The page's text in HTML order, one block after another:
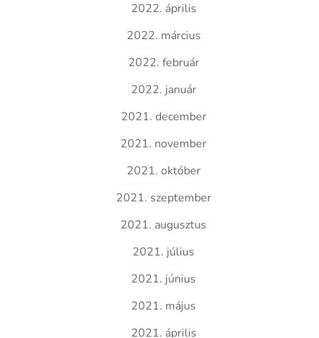
2022. április
2022. március
2022. február
2022. január
2021. december
2021. november
2021. október
2021. szeptember
2021. augusztus
2021. július
2021. június
2021. május
2021. április